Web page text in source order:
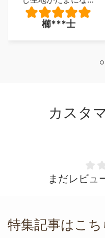
ているところがあ
り、少し残念でした
櫛***士
カスタ
まだレビュ
特集記事はこち